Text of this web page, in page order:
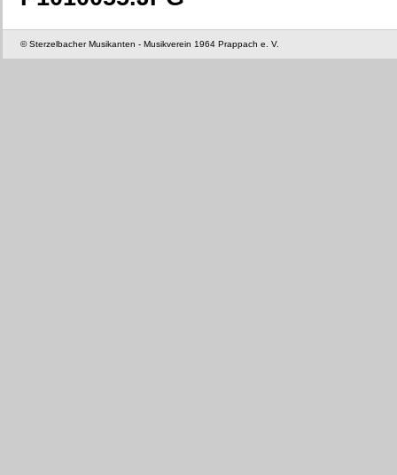
© Sterzelbacher Musikanten - Musikverein 1964 Prappach e. V.